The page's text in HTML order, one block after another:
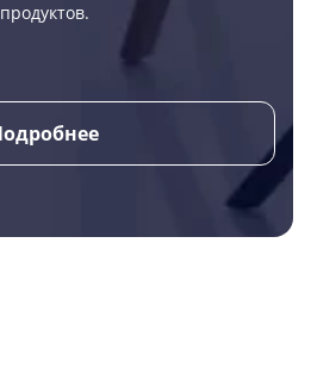
продуктов.